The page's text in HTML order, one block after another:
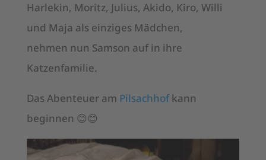
Harlekin, Moritz, Julius, Akido, Kiro, Willi
und Maja als einziges Mädchen,
nehmen nun Samson auf in ihre
Katzenfamilie.
Das Abenteuer am Pilsachhofkann
beginnen 😊😊